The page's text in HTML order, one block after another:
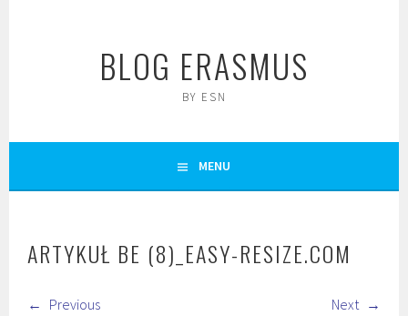
BLOG ERASMUS
BY ESN
MENU
ARTYKUŁ BE (8)_EASY-RESIZE.COM
Previous Next